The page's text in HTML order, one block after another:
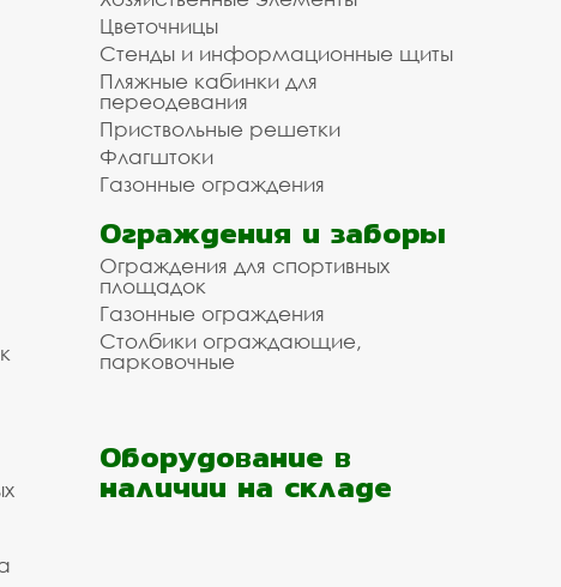
Цветочницы
Стенды и информационные щиты
Пляжные кабинки для
переодевания
Приствольные решетки
Флагштоки
Газонные ограждения
Ограждения и заборы
Ограждения для спортивных
площадок
Газонные ограждения
Столбики ограждающие,
парковочные
Оборудование в
наличии на складе